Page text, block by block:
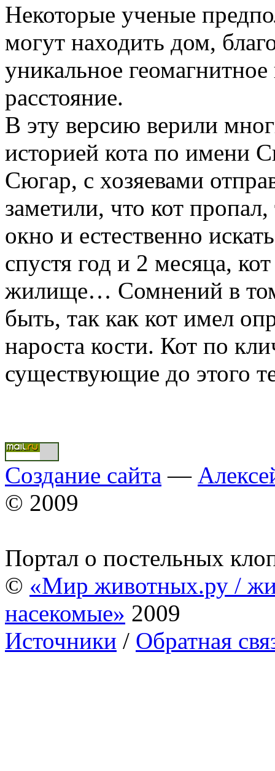
Некоторые ученые
могут находить дом,
уникальное
расстояние.
В эту версию верили
историей кота по имени
Сюгар, с хозяевами
заметили, что кот
окно и естественно
спустя год и 2 месяца,
жилище… Сомнений в том
быть, так как кот имел
нароста кости. Кот по
существующие до этого
Создание сайта —
© 2009
Портал о постельных
© «Мир животных.ру /
насекомые» 2009
Источники / Обратная